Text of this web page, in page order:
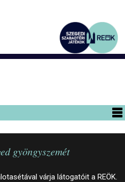
gyöngyszemét
várja látogatóit a REÖK.